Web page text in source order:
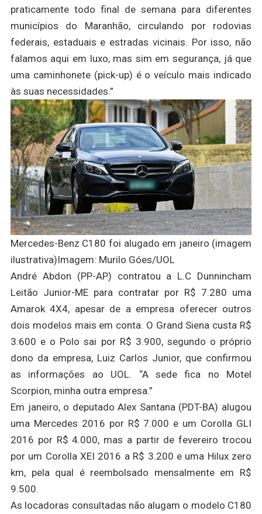
praticamente todo final de semana para diferentes
municípios do Maranhão, circulando por rodovias
federais, estaduais e estradas vicinais. Por isso, não
falamos aqui em luxo, mas sim em segurança, já que
uma caminhonete (pick-up) é o veículo mais indicado
às suas necessidades.”
Mercedes-Benz C180 foi alugado em janeiro (imagem
ilustrativa)Imagem: Murilo Góes/UOL
André Abdon (PP-AP) contratou a L.C Dunnincham
Leitão Junior-ME para contratar por R$ 7.280 uma
Amarok 4X4, apesar de a empresa oferecer outros
dois modelos mais em conta. O Grand Siena custa R$
3.600 e o Polo sai por R$ 3.900, segundo o próprio
dono da empresa, Luiz Carlos Junior, que confirmou
as informações ao UOL. “A sede fica no Motel
Scorpion, minha outra empresa.”
Em janeiro, o deputado Alex Santana (PDT-BA) alugou
uma Mercedes 2016 por R$ 7.000 e um Corolla GLI
2016 por R$ 4.000, mas a partir de fevereiro trocou
por um Corolla XEI 2016 a R$ 3.200 e uma Hilux zero
km, pela qual é reembolsado mensalmente em R$
9.500.
As locadoras consultadas não alugam o modelo C180